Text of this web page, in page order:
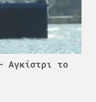
Αγκίστρι το